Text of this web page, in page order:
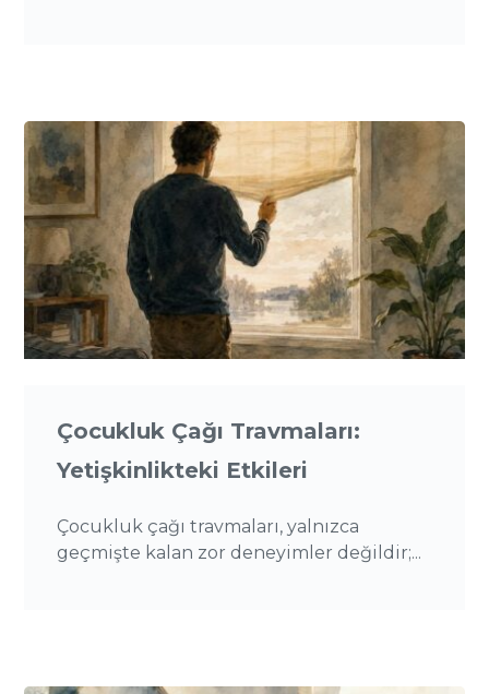
Çocukluk Çağı Travmaları:
Yetişkinlikteki Etkileri
Çocukluk çağı travmaları, yalnızca
geçmişte kalan zor deneyimler değildir;...